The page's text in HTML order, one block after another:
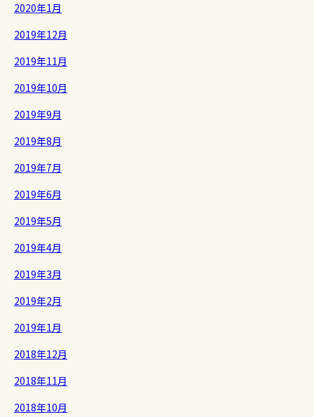
2020年1月
2019年12月
2019年11月
2019年10月
2019年9月
2019年8月
2019年7月
2019年6月
2019年5月
2019年4月
2019年3月
2019年2月
2019年1月
2018年12月
2018年11月
2018年10月